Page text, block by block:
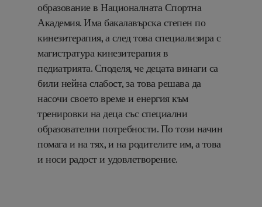
образование в Националната Спортна
Академия. Има бакалавърска степен по
кинезитерапия, а след това специализира с
магистратура кинезитерапия в
педиатрията. Споделя, че децата винаги са
били нейна слабост, за това решава да
насочи своето време и енергия към
тренировки на деца със специални
образователни потребности. По този начин
помага и на тях, и на родителите им, а това
и носи радост и удовлетворение.